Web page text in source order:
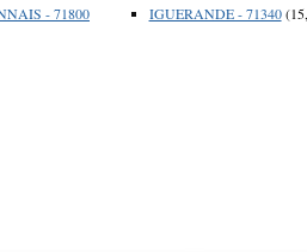
- 71800
IGUERANDE - 71340